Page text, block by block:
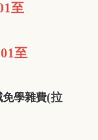
至
至
免學雜費(拉